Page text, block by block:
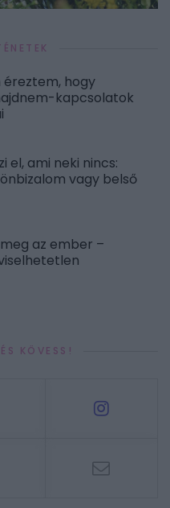
éreztem, hogy
kapcsolatok
el, ami neki nincs:
vagy belső
az ember –
KÖVESS!